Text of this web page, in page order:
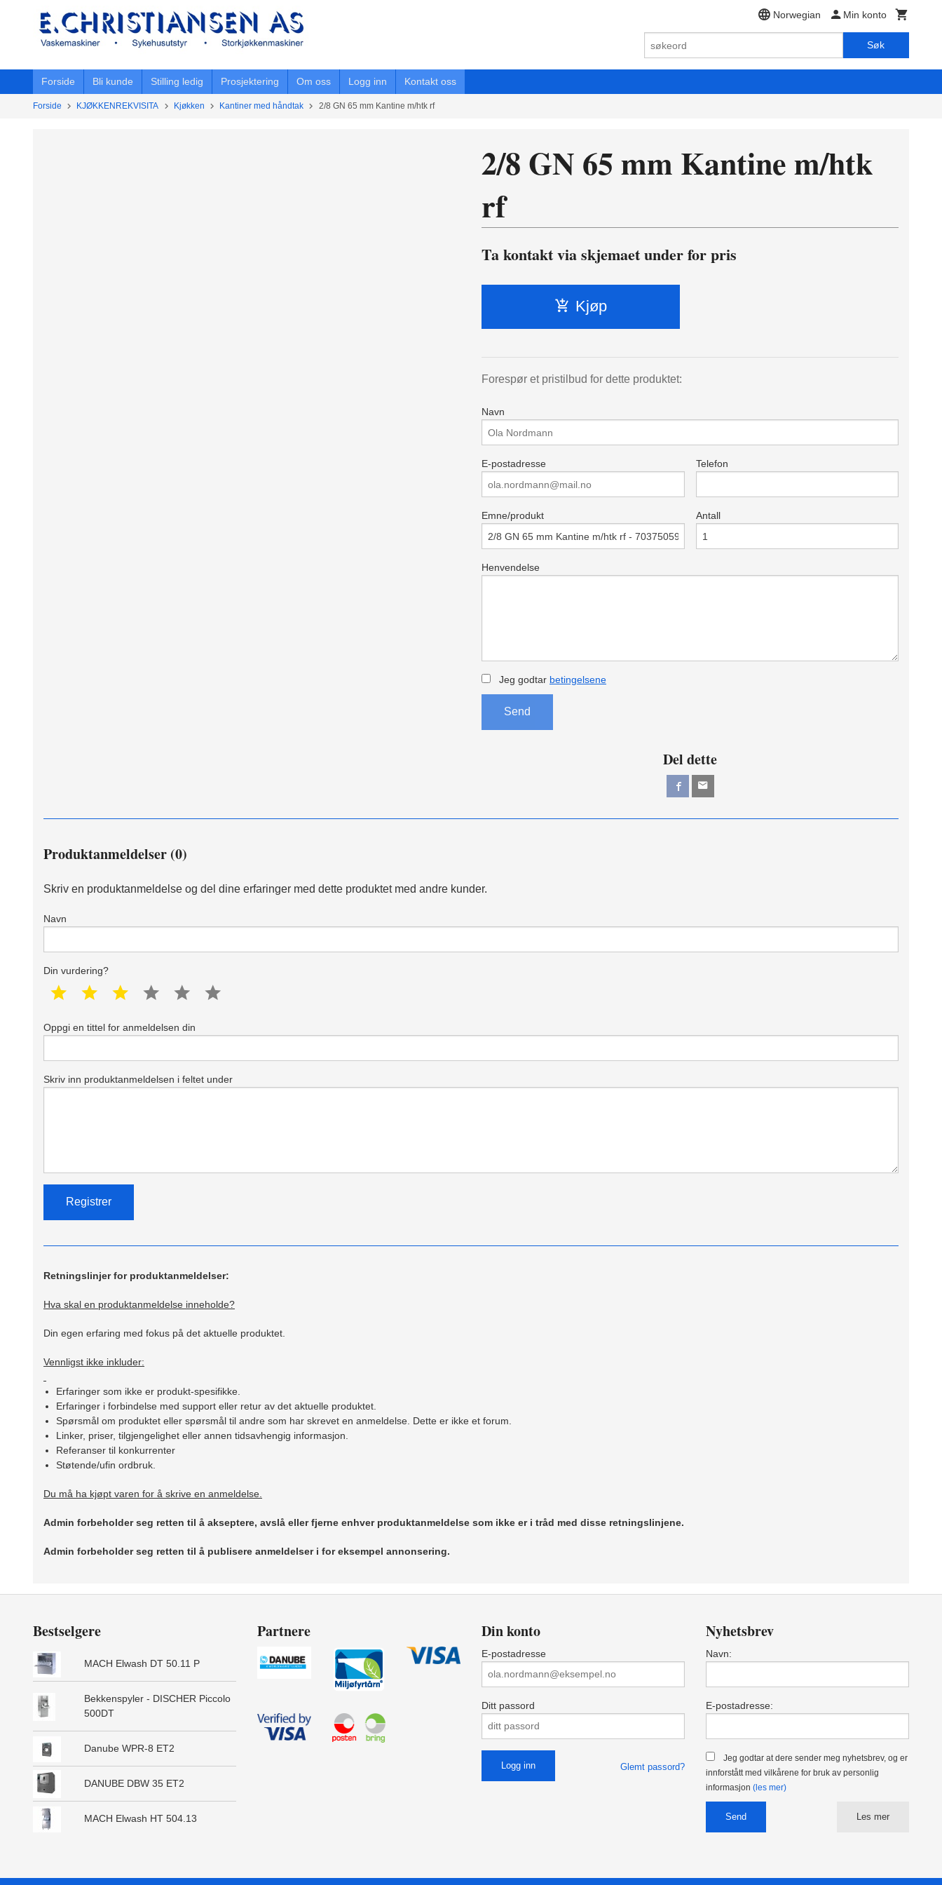
innholdet
Norwegian Min konto
Søk
Forside Bli kunde Stilling ledig Prosjektering Om oss Logg inn Kontakt oss
Forside KJØKKENREKVISITA Kjøkken Kantiner med håndtak 2/8 GN 65 mm Kantine m/htk rf
2/8 GN 65 mm Kantine m/htk
rf
Ta kontakt via skjemaet under for pris
Kjøp
Forespør et pristilbud for dette produktet:
Navn
E-postadresse Telefon
Emne/produkt Antall
Henvendelse
Jeg godtar betingelsene
Send
Del dette
Produktanmeldelser (0)
Skriv en produktanmeldelse og del dine erfaringer med dette produktet med andre kunder.
Navn
Din vurdering?
1 star 2 star 3 star 4 star 5 star
Oppgi en tittel for anmeldelsen din
Skriv inn produktanmeldelsen i feltet under
Retningslinjer for produktanmeldelser:
Hva skal en produktanmeldelse inneholde?
Din egen erfaring med fokus på det aktuelle produktet.
Vennligst ikke inkluder:
Erfaringer som ikke er produkt-spesifikke.
Erfaringer i forbindelse med support eller retur av det aktuelle produktet.
Spørsmål om produktet eller spørsmål til andre som har skrevet en anmeldelse. Dette er ikke et forum.
Linker, priser, tilgjengelighet eller annen tidsavhengig informasjon.
Referanser til konkurrenter
Støtende/ufin ordbruk.
Du må ha kjøpt varen for å skrive en anmeldelse.
Admin forbeholder seg retten til å akseptere, avslå eller fjerne enhver produktanmeldelse som ikke er i tråd med disse retningslinjene.
Admin forbeholder seg retten til å publisere anmeldelser i for eksempel annonsering.
Bestselgere
MACH Elwash DT 50.11 P
Bekkenspyler - DISCHER Piccolo
500DT
Danube WPR-8 ET2
DANUBE DBW 35 ET2
MACH Elwash HT 504.13
Partnere Din konto
E-postadresse
Ditt passord
Glemt passord?
Nyhetsbrev
Navn:
E-postadresse:
Jeg godtar at dere sender meg nyhetsbrev, og er
innforstått med vilkårene for bruk av personlig
informasjon (les mer)
Les mer